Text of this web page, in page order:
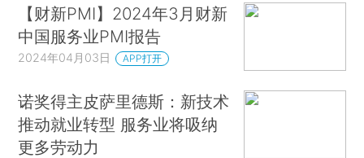
【财新PMI】2024年3月财新
中国服务业PMI报告
2024年04月03日 APP打开
诺奖得主皮萨里德斯：新技术
推动就业转型 服务业将吸纳
更多劳动力